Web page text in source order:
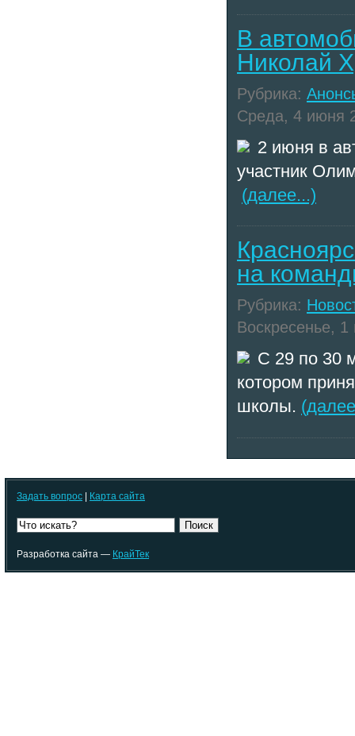
В
Николай
Рубрика:
Среда, 4 июня
2 июня в
участник
(далее...)
на
Рубрика:
Воскресенье, 1
C 29 по 30
котором
школы.
Задать вопрос | Карта сайта
Поиск
Разработка сайта — КрайТек